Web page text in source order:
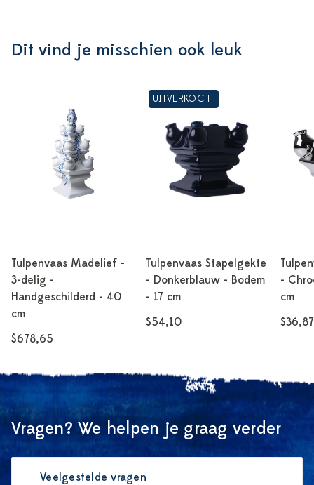
Dit vind je misschien ook leuk
Tulpenvaas Madelief -
3-delig -
Handgeschilderd - 40
cm
$678,65
UITVERKOCHT
Tulpenvaas Stapelgekte
- Donkerblauw - Bodem
- 17 cm
$54,10
-
cm
$36,87
Vragen? We helpen je graag verder
Veelgestelde vragen